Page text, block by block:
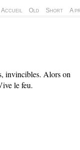
Accueil Old Short A
invincibles. Alors on
le feu.